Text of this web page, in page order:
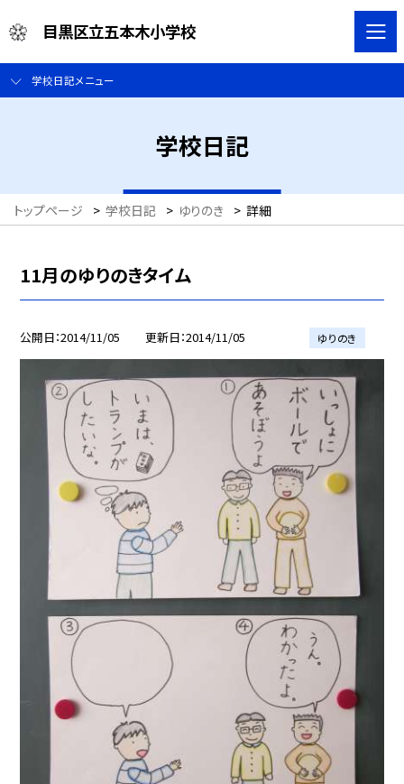
目黒区立五本木小学校
学校日記メニュー
学校日記
トップページ > 学校日記 > ゆりのき > 詳細
11月のゆりのきタイム
公開日 2014/11/05 更新日 2014/11/05 ゆりのき